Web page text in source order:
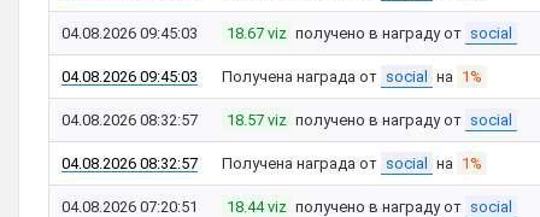
04.08.2026 09:45:03 18.67 viz получено в награду от social
04.08.2026 09:45:03 Получена награда от social на 1%
04.08.2026 08:32:57 18.57 viz получено в награду от social
04.08.2026 08:32:57 Получена награда от social на 1%
04.08.2026 07:20:51 18.44 viz получено в награду от social